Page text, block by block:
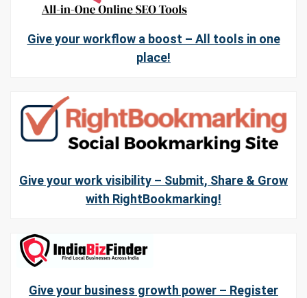
Give your workflow a boost – All tools in one
place!
Give your work visibility – Submit, Share & Grow
with RightBookmarking!
Give your business growth power – Register